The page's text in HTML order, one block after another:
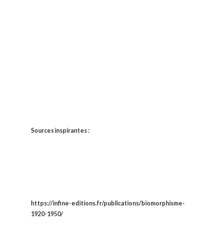
Sources inspirantes :
https://infine-editions.fr/publications/biomorphisme-
1920-1950/